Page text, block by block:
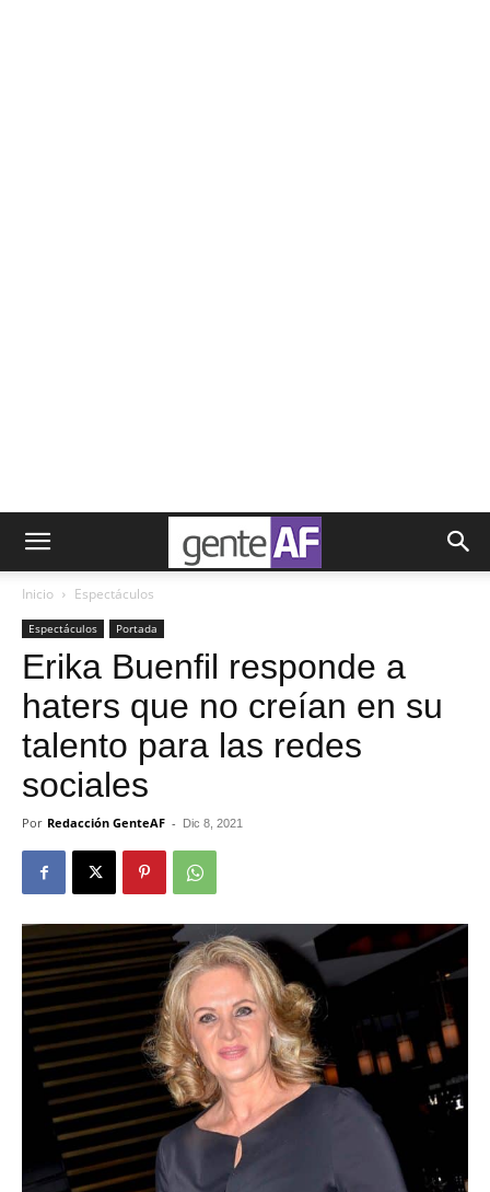
Inicio Espectáculos
Espectáculos Portada
Erika Buenfil responde a
haters que no creían en su
talento para las redes
sociales
Por Redacción GenteAF - Dic 8, 2021